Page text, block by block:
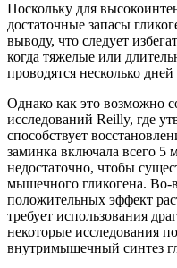
Поскольку для
достаточные запасы
выводу, что следует
когда тяжелые или
проводятся несколько
Однако как это возможно
исследований Reilly, где
способствует
заминка включала всего 5
недостаточно, чтобы
мышечного гликогена. Во-
положительных эффект
требует использования
некоторые исследования
внутримышечный синтез